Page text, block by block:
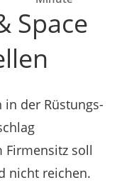
Space
der Rüstungs-
Firmensitz soll
nicht reichen.